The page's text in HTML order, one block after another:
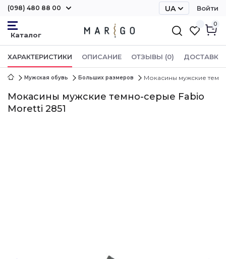
(098) 480 88 00 UA Войти
0
ХАРАКТЕРИСТИКИ ОПИСАНИЕ ОТЗЫВЫ (0) ДОСТАВКА
Мужская обувь Больших размеров Мокасины мужские
Мокасины мужские темно-серые Fabio
Moretti 2851